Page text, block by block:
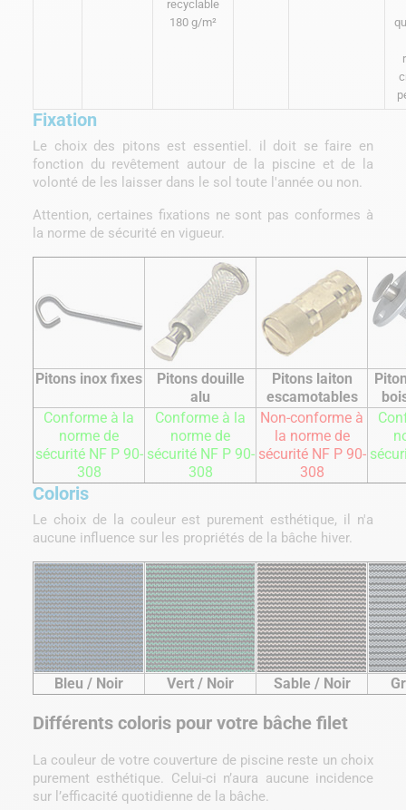
recyclable
180 g/m²
Fixation
Le choix des pitons est essentiel. il doit se faire en
fonction du revêtement autour de la piscine et de la
volonté de les laisser dans le sol toute l'année ou non.
Attention, certaines fixations ne sont pas conformes à
la norme de sécurité en vigueur.
Pitons inox fixes
Pitons douille
alu
Pitons laiton
escamotables
Conforme à la
norme de
sécurité NF P 90-
308
Conforme à la
norme de
sécurité NF P 90-
308
Non-conforme à
la norme de
sécurité NF P 90-
308
Coloris
Le choix de la couleur est purement esthétique, il n'a
aucune influence sur les propriétés de la bâche hiver.
Bleu / Noir Vert / Noir Sable / Noir
Différents coloris pour votre bâche filet
La couleur de votre couverture de piscine reste un choix
purement esthétique. Celui-ci n’aura aucune incidence
sur l’efficacité quotidienne de la bâche.